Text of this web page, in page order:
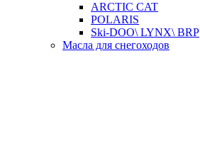
ARCTIC CAT
POLARIS
Ski-DOO\ LYNX\ BRP
Масла для снегоходов